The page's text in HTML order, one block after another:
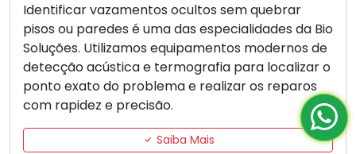
Identificar vazamentos ocultos sem quebrar
pisos ou paredes é uma das especialidades da Bio
Soluções. Utilizamos equipamentos modernos de
detecção acústica e termografia para localizar o
ponto exato do problema e realizar os reparos
com rapidez e precisão.
Saiba Mais